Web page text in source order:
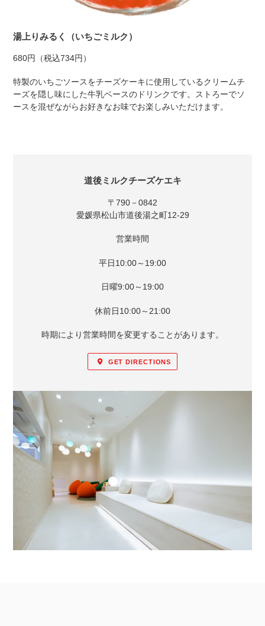
湯上りみるく（いちごミルク）
680円（税込734円）
特製のいちごソースをチーズケーキに使用しているクリームチ
ーズを隠し味にした牛乳ベースのドリンクです。ストろーでソ
ースを混ぜながらお好きなお味でお楽しみいただけます。
アクセス
道後ミルクチーズケエキ
〒790－0842
愛媛県松山市道後湯之町12‐29
営業時間
平日10:00～19:00
日曜9:00～19:00
休前日10:00～21:00
時期により営業時間を変更することがあります。
GET DIRECTIONS